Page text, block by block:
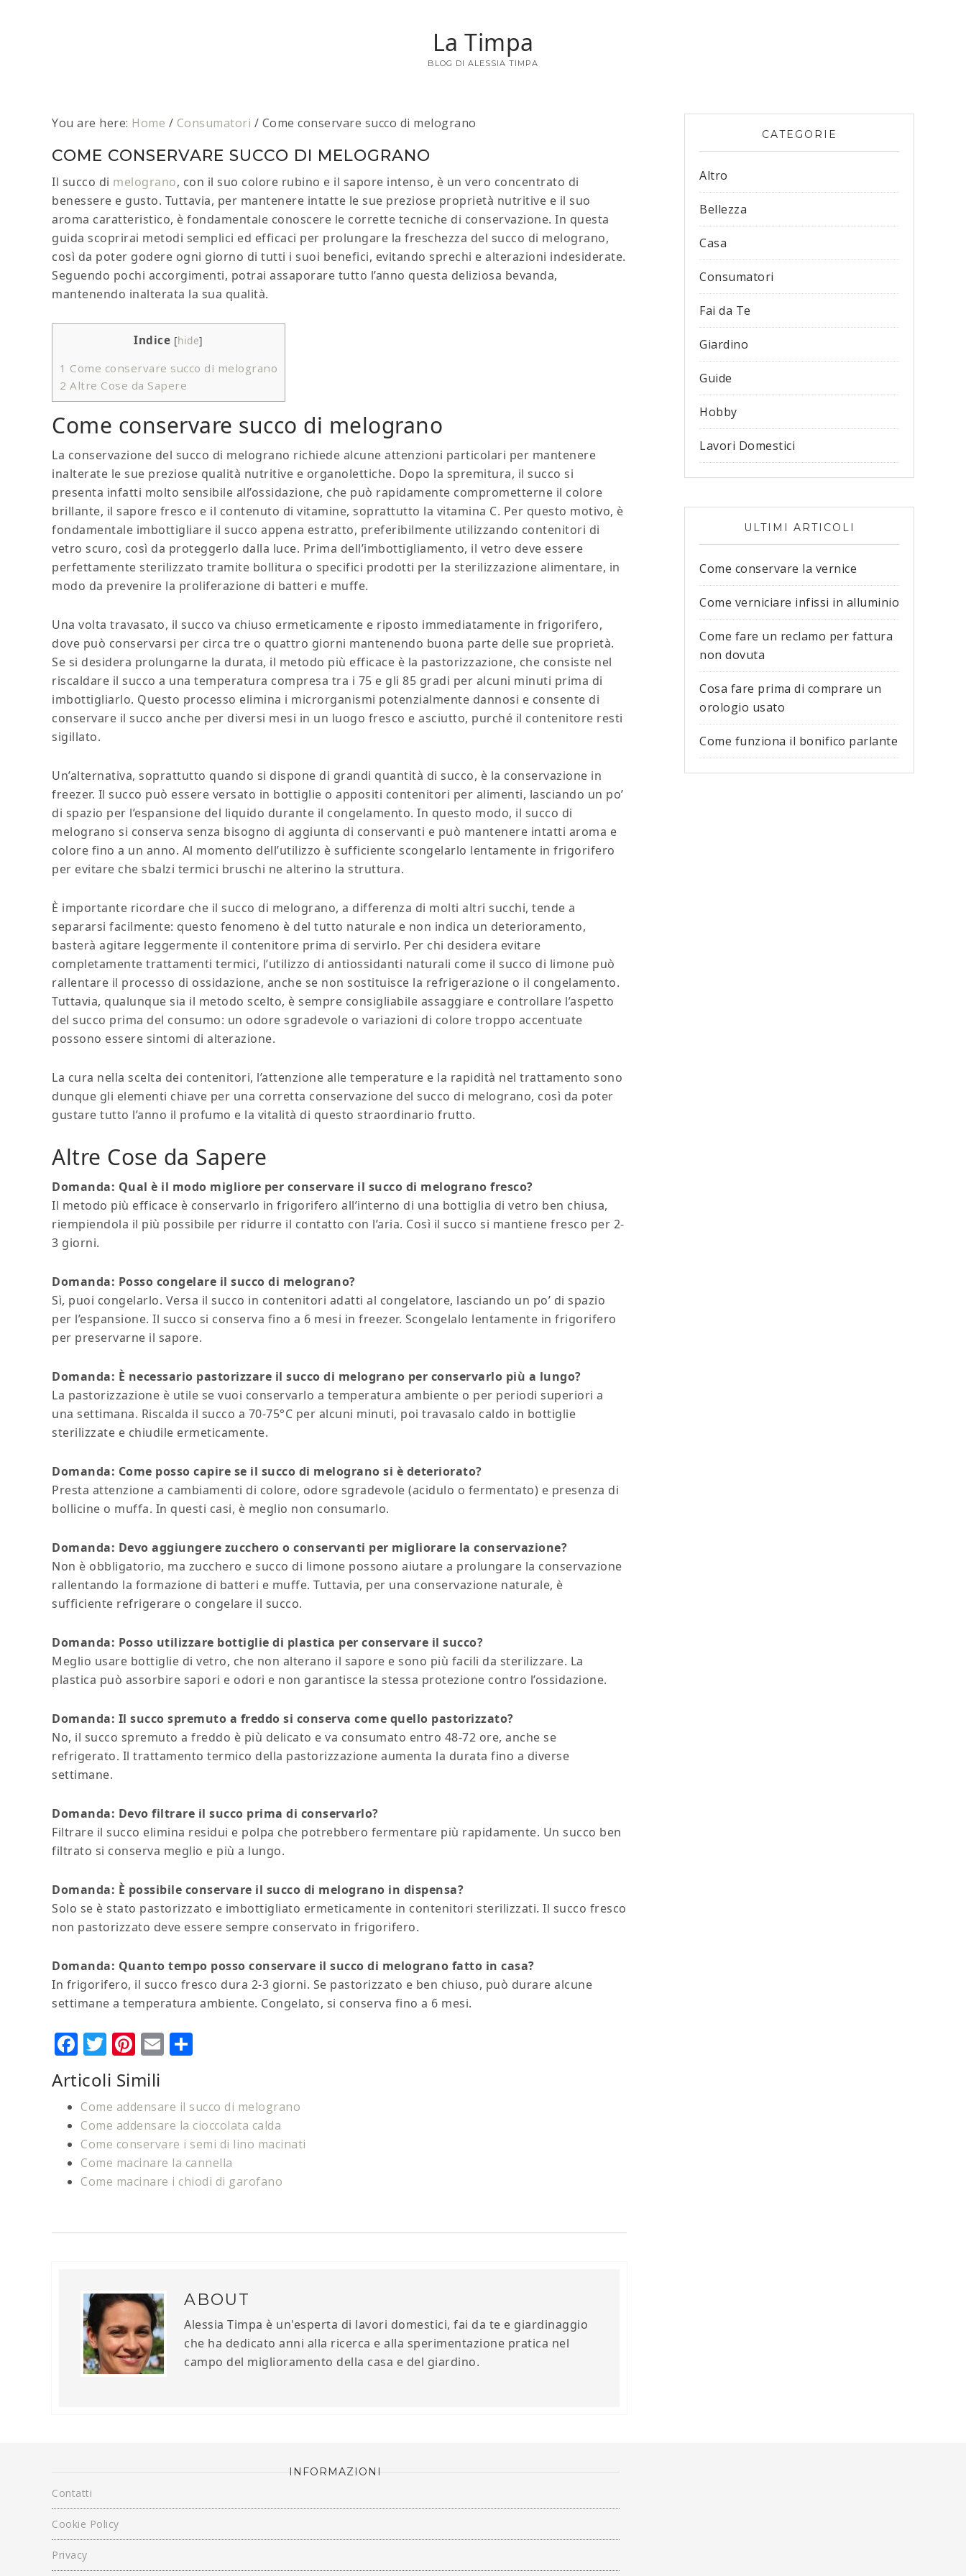
La Timpa
BLOG DI ALESSIA TIMPA
You are here: Home / Consumatori / Come conservare succo di melograno
COME CONSERVARE SUCCO DI MELOGRANO
Il succo di melograno, con il suo colore rubino e il sapore intenso, è un vero concentrato di
benessere e gusto. Tuttavia, per mantenere intatte le sue preziose proprietà nutritive e il suo
aroma caratteristico, è fondamentale conoscere le corrette tecniche di conservazione. In questa
guida scoprirai metodi semplici ed efficaci per prolungare la freschezza del succo di melograno,
così da poter godere ogni giorno di tutti i suoi benefici, evitando sprechi e alterazioni indesiderate.
Seguendo pochi accorgimenti, potrai assaporare tutto l’anno questa deliziosa bevanda,
mantenendo inalterata la sua qualità.
Indice [hide]
1 Come conservare succo di melograno
2 Altre Cose da Sapere
Come conservare succo di melograno
La conservazione del succo di melograno richiede alcune attenzioni particolari per mantenere
inalterate le sue preziose qualità nutritive e organolettiche. Dopo la spremitura, il succo si
presenta infatti molto sensibile all’ossidazione, che può rapidamente comprometterne il colore
brillante, il sapore fresco e il contenuto di vitamine, soprattutto la vitamina C. Per questo motivo, è
fondamentale imbottigliare il succo appena estratto, preferibilmente utilizzando contenitori di
vetro scuro, così da proteggerlo dalla luce. Prima dell’imbottigliamento, il vetro deve essere
perfettamente sterilizzato tramite bollitura o specifici prodotti per la sterilizzazione alimentare, in
modo da prevenire la proliferazione di batteri e muffe.
Una volta travasato, il succo va chiuso ermeticamente e riposto immediatamente in frigorifero,
dove può conservarsi per circa tre o quattro giorni mantenendo buona parte delle sue proprietà.
Se si desidera prolungarne la durata, il metodo più efficace è la pastorizzazione, che consiste nel
riscaldare il succo a una temperatura compresa tra i 75 e gli 85 gradi per alcuni minuti prima di
imbottigliarlo. Questo processo elimina i microrganismi potenzialmente dannosi e consente di
conservare il succo anche per diversi mesi in un luogo fresco e asciutto, purché il contenitore resti
sigillato.
Un’alternativa, soprattutto quando si dispone di grandi quantità di succo, è la conservazione in
freezer. Il succo può essere versato in bottiglie o appositi contenitori per alimenti, lasciando un po’
di spazio per l’espansione del liquido durante il congelamento. In questo modo, il succo di
melograno si conserva senza bisogno di aggiunta di conservanti e può mantenere intatti aroma e
colore fino a un anno. Al momento dell’utilizzo è sufficiente scongelarlo lentamente in frigorifero
per evitare che sbalzi termici bruschi ne alterino la struttura.
È importante ricordare che il succo di melograno, a differenza di molti altri succhi, tende a
separarsi facilmente: questo fenomeno è del tutto naturale e non indica un deterioramento,
basterà agitare leggermente il contenitore prima di servirlo. Per chi desidera evitare
completamente trattamenti termici, l’utilizzo di antiossidanti naturali come il succo di limone può
rallentare il processo di ossidazione, anche se non sostituisce la refrigerazione o il congelamento.
Tuttavia, qualunque sia il metodo scelto, è sempre consigliabile assaggiare e controllare l’aspetto
del succo prima del consumo: un odore sgradevole o variazioni di colore troppo accentuate
possono essere sintomi di alterazione.
La cura nella scelta dei contenitori, l’attenzione alle temperature e la rapidità nel trattamento sono
dunque gli elementi chiave per una corretta conservazione del succo di melograno, così da poter
gustare tutto l’anno il profumo e la vitalità di questo straordinario frutto.
Altre Cose da Sapere
Domanda: Qual è il modo migliore per conservare il succo di melograno fresco?
Il metodo più efficace è conservarlo in frigorifero all’interno di una bottiglia di vetro ben chiusa,
riempiendola il più possibile per ridurre il contatto con l’aria. Così il succo si mantiene fresco per 2-
3 giorni.
Domanda: Posso congelare il succo di melograno?
Sì, puoi congelarlo. Versa il succo in contenitori adatti al congelatore, lasciando un po’ di spazio
per l’espansione. Il succo si conserva fino a 6 mesi in freezer. Scongelalo lentamente in frigorifero
per preservarne il sapore.
Domanda: È necessario pastorizzare il succo di melograno per conservarlo più a lungo?
La pastorizzazione è utile se vuoi conservarlo a temperatura ambiente o per periodi superiori a
una settimana. Riscalda il succo a 70-75°C per alcuni minuti, poi travasalo caldo in bottiglie
sterilizzate e chiudile ermeticamente.
Domanda: Come posso capire se il succo di melograno si è deteriorato?
Presta attenzione a cambiamenti di colore, odore sgradevole (acidulo o fermentato) e presenza di
bollicine o muffa. In questi casi, è meglio non consumarlo.
Domanda: Devo aggiungere zucchero o conservanti per migliorare la conservazione?
Non è obbligatorio, ma zucchero e succo di limone possono aiutare a prolungare la conservazione
rallentando la formazione di batteri e muffe. Tuttavia, per una conservazione naturale, è
sufficiente refrigerare o congelare il succo.
Domanda: Posso utilizzare bottiglie di plastica per conservare il succo?
Meglio usare bottiglie di vetro, che non alterano il sapore e sono più facili da sterilizzare. La
plastica può assorbire sapori e odori e non garantisce la stessa protezione contro l’ossidazione.
Domanda: Il succo spremuto a freddo si conserva come quello pastorizzato?
No, il succo spremuto a freddo è più delicato e va consumato entro 48-72 ore, anche se
refrigerato. Il trattamento termico della pastorizzazione aumenta la durata fino a diverse
settimane.
Domanda: Devo filtrare il succo prima di conservarlo?
Filtrare il succo elimina residui e polpa che potrebbero fermentare più rapidamente. Un succo ben
filtrato si conserva meglio e più a lungo.
Domanda: È possibile conservare il succo di melograno in dispensa?
Solo se è stato pastorizzato e imbottigliato ermeticamente in contenitori sterilizzati. Il succo fresco
non pastorizzato deve essere sempre conservato in frigorifero.
Domanda: Quanto tempo posso conservare il succo di melograno fatto in casa?
In frigorifero, il succo fresco dura 2-3 giorni. Se pastorizzato e ben chiuso, può durare alcune
settimane a temperatura ambiente. Congelato, si conserva fino a 6 mesi.
Facebook
Twitter
Pinterest
Email
Articoli Simili
Come addensare il succo di melograno
Come addensare la cioccolata calda
Come conservare i semi di lino macinati
Come macinare la cannella
Come macinare i chiodi di garofano
ABOUT
Alessia Timpa è un'esperta di lavori domestici, fai da te e giardinaggio
che ha dedicato anni alla ricerca e alla sperimentazione pratica nel
campo del miglioramento della casa e del giardino.
CATEGORIE
Altro
Bellezza
Casa
Consumatori
Fai da Te
Giardino
Guide
Hobby
Lavori Domestici
ULTIMI ARTICOLI
Come conservare la vernice
Come verniciare infissi in alluminio
Come fare un reclamo per fattura
non dovuta
Cosa fare prima di comprare un
orologio usato
Come funziona il bonifico parlante
INFORMAZIONI
Contatti
Cookie Policy
Privacy